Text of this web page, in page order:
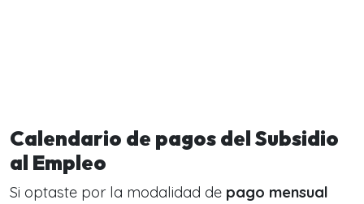
Calendario de pagos del Subsidio
al Empleo
Si optaste por la modalidad de pago mensual